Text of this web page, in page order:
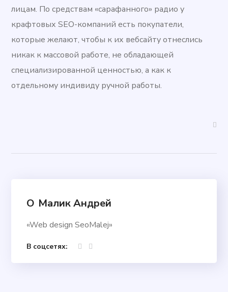
лицам. По средствам «сарафанного» радио у
крафтовых SEO-компаний есть покупатели,
которые желают, чтобы к их вебсайту отнеслись
никак к массовой работе, не обладающей
специализированной ценностью, а как к
отдельному индивиду ручной работы.
О Малик Андрей
«Web design SeoMalej»
В соцсетях: